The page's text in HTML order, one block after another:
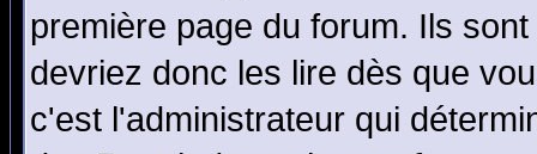
première page du forum. Ils
devriez donc les lire dès que
c'est l'administrateur qui